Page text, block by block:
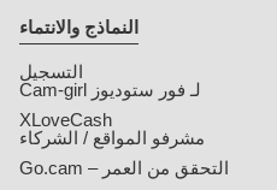
النماذج والانتماء
التسجيل
Cam-girl لـ فور ستوديوز
XLoveCash
مشرفو المواقع / الشركاء
Go.cam – التحقق من العمر